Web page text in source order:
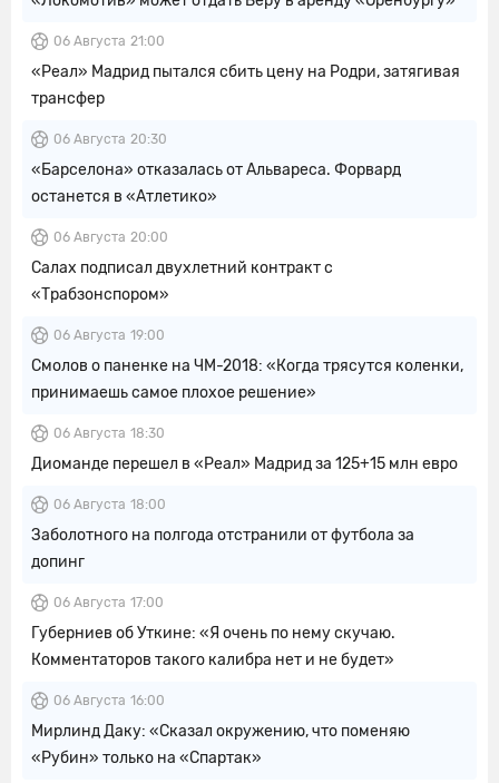
06 Августа 21:00
«Реал» Мадрид пытался сбить цену на Родри, затягивая
трансфер
06 Августа 20:30
«Барселона» отказалась от Альвареса. Форвард
останется в «Атлетико»
06 Августа 20:00
Салах подписал двухлетний контракт с
«Трабзонспором»
06 Августа 19:00
Смолов о паненке на ЧМ-2018: «Когда трясутся коленки,
принимаешь самое плохое решение»
06 Августа 18:30
Диоманде перешел в «Реал» Мадрид за 125+15 млн евро
06 Августа 18:00
Заболотного на полгода отстранили от футбола за
допинг
06 Августа 17:00
Губерниев об Уткине: «Я очень по нему скучаю.
Комментаторов такого калибра нет и не будет»
06 Августа 16:00
Мирлинд Даку: «Сказал окружению, что поменяю
«Рубин» только на «Спартак»